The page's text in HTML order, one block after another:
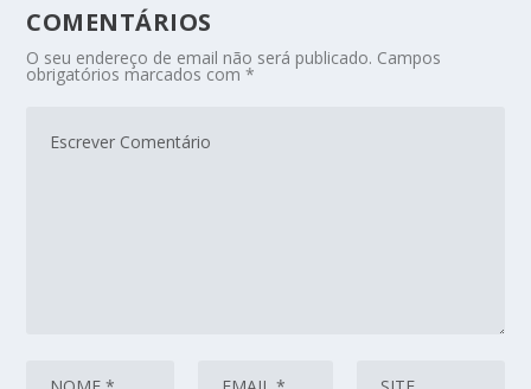
COMENTÁRIOS
O seu endereço de email não será publicado. Campos
obrigatórios marcados com*